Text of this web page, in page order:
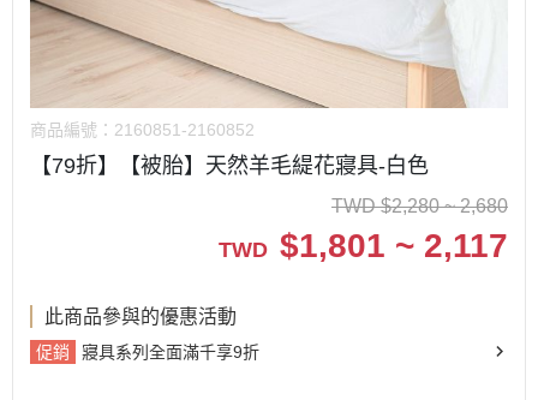
商品編號： 2160851-2160852
【79折】【被胎】天然羊毛緹花寢具-白色
TWD $2,280 ~ 2,680
TWD $1,801 ~ 2,117
此商品參與的優惠活動
促銷 寢具系列全面滿千享9折